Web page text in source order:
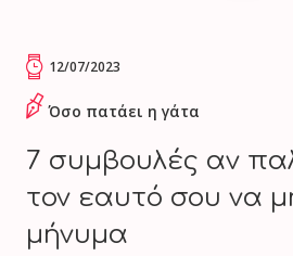
12/07/2023
Όσο πατάει η γάτα
7 συμβουλές αν
τον εαυτό σου να
μήνυμα